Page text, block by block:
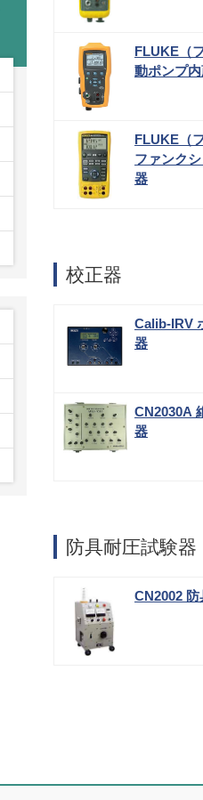
FLUKE（
動ポンプ
FLUKE（
ファンク
器
校正器
Calib-IRV
器
CN2030A
器
防具耐圧試験器
CN2002